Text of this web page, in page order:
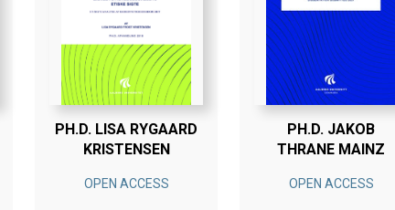
PH.D. LISA RYGAARD
KRISTENSEN
OPEN ACCESS
PH.D. JAKOB
THRANE MAINZ
OPEN ACCESS